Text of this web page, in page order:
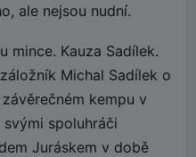
ale nejsou nudní.
mince. Kauza Sadílek.
Michal Sadílek o
kempu v
svými spoluhráči
Juráskem v době